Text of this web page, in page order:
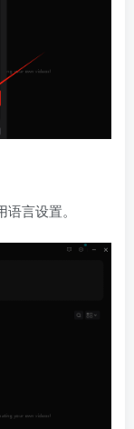
言设置。